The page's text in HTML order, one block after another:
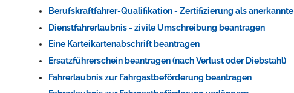
Berufskraftfahrer-Qualifikation - Zertifizierung als
Dienstfahrerlaubnis - zivile Umschreibung beantragen
Eine Karteikartenabschrift beantragen
Ersatzführerschein beantragen (nach Verlust oder Diebstahl)
Fahrerlaubnis zur Fahrgastbeförderung beantragen